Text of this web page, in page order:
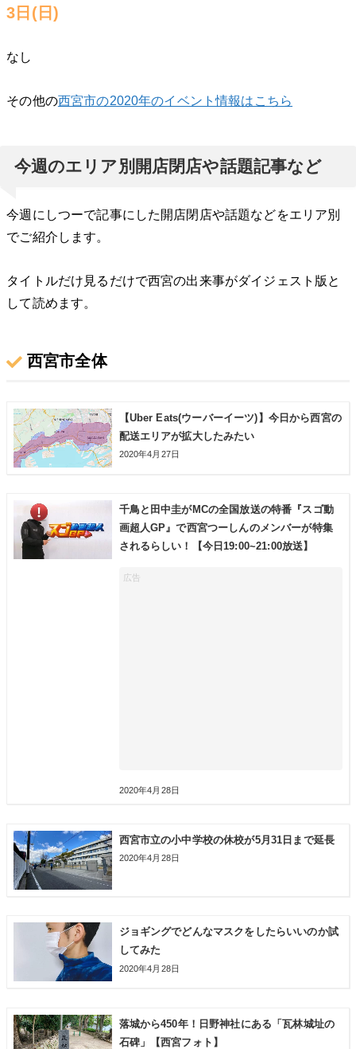
3日(日)
なし
その他の西宮市の2020年のイベント情報はこちら
今週のエリア別開店閉店や話題記事など
今週にしつーで記事にした開店閉店や話題などをエリア別
でご紹介します。
タイトルだけ見るだけで西宮の出来事がダイジェスト版と
して読めます。
西宮市全体
【Uber Eats(ウーバーイーツ)】今日から西宮の
配送エリアが拡大したみたい
2020年4月27日
千鳥と田中圭がMCの全国放送の特番『スゴ動
画超人GP』で西宮つーしんのメンバーが特集
されるらしい！【今日19:00~21:00放送】
2020年4月28日
西宮市立の小中学校の休校が5月31日まで延長
2020年4月28日
ジョギングでどんなマスクをしたらいいのか試
してみた
2020年4月28日
落城から450年！日野神社にある「瓦林城址の
石碑」【西宮フォト】